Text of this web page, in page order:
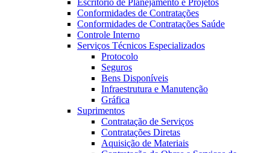
Escritório de Planejamento e Projetos
Conformidades de Contratações
Conformidades de Contratações Saúde
Controle Interno
Serviços Técnicos Especializados
Protocolo
Seguros
Bens Disponíveis
Infraestrutura e Manutenção
Gráfica
Suprimentos
Contratação de Serviços
Contratações Diretas
Aquisição de Materiais